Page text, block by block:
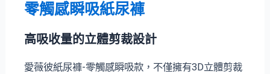
零觸感瞬吸紙尿褲
高吸收量的立體剪裁設計
愛薇彼紙尿褲-零觸感瞬吸款，不僅擁有3D立體剪裁